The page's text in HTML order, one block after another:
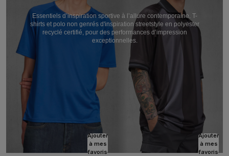
Essentiels d’inspiration sportive à l’allure contemporaine. T-
shirts et polo non genrés d'inspiration streetstyle en polyester
recyclé certifié, pour des performances d’impression
exceptionnelles.
Ajouter
à mes
favoris
Ajouter
à mes
favoris